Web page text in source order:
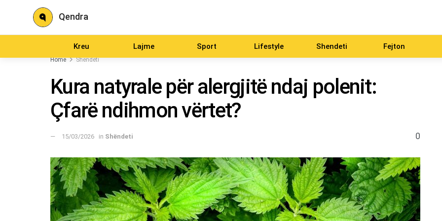
Qendra
Kreu Lajme Sport Lifestyle Shendeti Fejton
Home Shëndeti
Kura natyrale për alergjitë ndaj polenit:
Çfarë ndihmon vërtet?
15/03/2026 in Shëndeti 0